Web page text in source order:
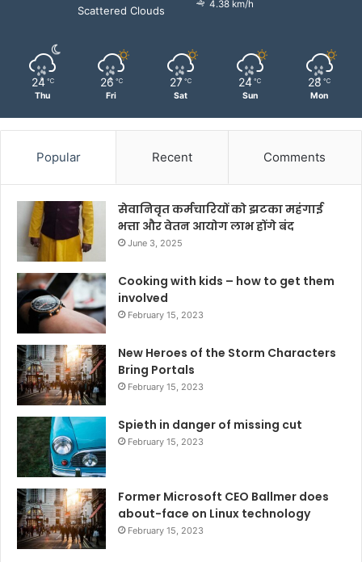
Scattered Clouds 4.38 km/h
24 ℃
Thu
26 ℃
Fri
27 ℃
Sat
24 ℃
Sun
28 ℃
Mon
Popular Recent Comments
सेवानिवृत कर्मचारियों को झटका महंगाई
भत्ता और वेतन आयोग लाभ होंगे बंद
June 3, 2025
Cooking with kids – how to get them
involved
February 15, 2023
New Heroes of the Storm Characters
Bring Portals
February 15, 2023
Spieth in danger of missing cut
February 15, 2023
Former Microsoft CEO Ballmer does
about-face on Linux technology
February 15, 2023